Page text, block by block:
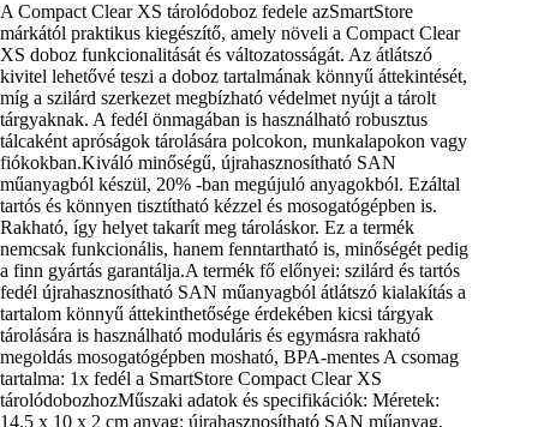
A Compact Clear XS tárolódoboz fedele azSmartStore
márkától praktikus kiegészítő, amely növeli a Compact Clear
XS doboz funkcionalitását és változatosságát. Az átlátszó
kivitel lehetővé teszi a doboz tartalmának könnyű áttekintését,
míg a szilárd szerkezet megbízható védelmet nyújt a tárolt
tárgyaknak. A fedél önmagában is használható robusztus
tálcaként apróságok tárolására polcokon, munkalapokon vagy
fiókokban.Kiváló minőségű, újrahasznosítható SAN
műanyagból készül, 20% -ban megújuló anyagokból. Ezáltal
tartós és könnyen tisztítható kézzel és mosogatógépben is.
Rakható, így helyet takarít meg tároláskor. Ez a termék
nemcsak funkcionális, hanem fenntartható is, minőségét pedig
a finn gyártás garantálja.A termék fő előnyei: szilárd és tartós
fedél újrahasznosítható SAN műanyagból átlátszó kialakítás a
tartalom könnyű áttekinthetősége érdekében kicsi tárgyak
tárolására is használható moduláris és egymásra rakható
megoldás mosogatógépben mosható, BPA-mentes A csomag
tartalma: 1x fedél a SmartStore Compact Clear XS
tárolódobozhozMűszaki adatok és specifikációk: Méretek:
14,5 x 10 x 2 cm anyag: újrahasznosítható SAN műanyag,